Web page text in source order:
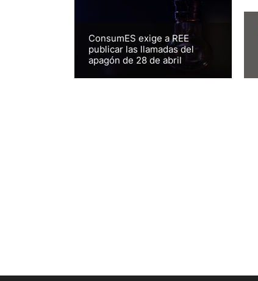
ConsumES exige a REE
publicar las llamadas del
apagón de 28 de abril